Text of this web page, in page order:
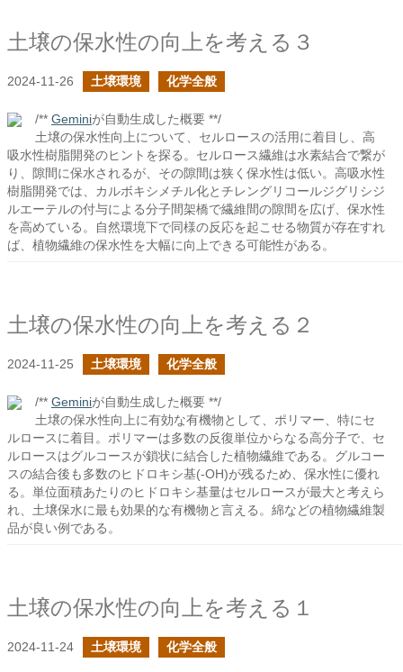
土壌の保水性の向上を考える３
2024-11-26 土壌環境 化学全般
/** Geminiが自動生成した概要 **/
土壌の保水性向上について、セルロースの活用に着目し、高
吸水性樹脂開発のヒントを探る。セルロース繊維は水素結合で繋が
り、隙間に保水されるが、その隙間は狭く保水性は低い。高吸水性
樹脂開発では、カルボキシメチル化とチレングリコールジグリシジ
ルエーテルの付与による分子間架橋で繊維間の隙間を広げ、保水性
を高めている。自然環境下で同様の反応を起こせる物質が存在すれ
ば、植物繊維の保水性を大幅に向上できる可能性がある。
土壌の保水性の向上を考える２
2024-11-25 土壌環境 化学全般
/** Geminiが自動生成した概要 **/
土壌の保水性向上に有効な有機物として、ポリマー、特にセ
ルロースに着目。ポリマーは多数の反復単位からなる高分子で、セ
ルロースはグルコースが鎖状に結合した植物繊維である。グルコー
スの結合後も多数のヒドロキシ基(-OH)が残るため、保水性に優れ
る。単位面積あたりのヒドロキシ基量はセルロースが最大と考えら
れ、土壌保水に最も効果的な有機物と言える。綿などの植物繊維製
品が良い例である。
土壌の保水性の向上を考える１
2024-11-24 土壌環境 化学全般